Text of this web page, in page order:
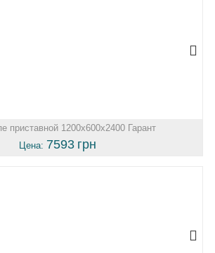
приставной 1200х600х2400 Гарант
Цена: 7593 грн